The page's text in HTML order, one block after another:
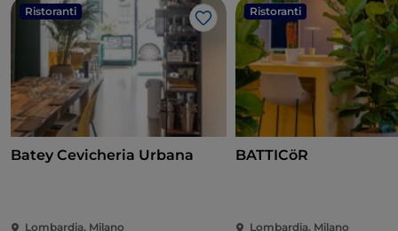
Ristoranti
Like
Batey Cevicheria Urbana
Lombardia, Milano
Ristoranti
BATTICöR
Lombardia, Milano